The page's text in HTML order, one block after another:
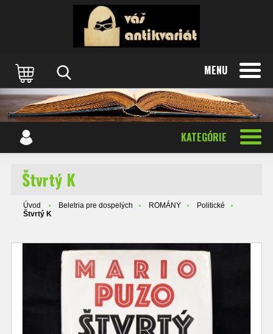
MENU
KATEGÓRIE
Štvrtý K
Úvod Beletria pre dospelých ROMÁNY
Politické
Štvrtý K